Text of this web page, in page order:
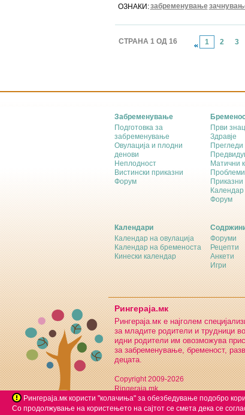
Рингераја.мк користи "колачиња" за обезбедување подобро
Со продолжување на користењето на сајтот се смета дека се
ОЗНАКИ:забременување
СТРАНА 1 ОД 16 1 2 3
Забременување
Подготовка за
забременување
Овулација и плодни
денови
Неплодност
Вистински приказни
Форум
Први
Здравје
Прегледи
Матични
Проблеми
Приказни
Форум
Календари
Календар на овулација
Календар на бременоста
Кинески календар
Форуми
Рецепти
Анкети
Игри
Рингераја.мк
Рингераја.мк е најголем
за младите родители и трудници
идни родители им овозможува
за забременување, бременост,
децата.
Copyright 2009-2026
Ringeraja.mk